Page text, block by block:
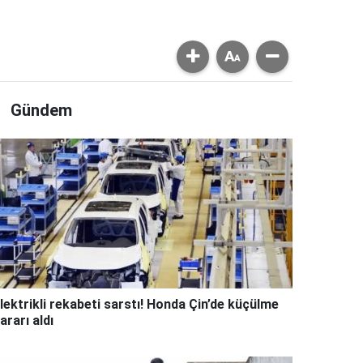
Gündem
rekabeti sarstı! Honda Çin’de küçülme
aldı